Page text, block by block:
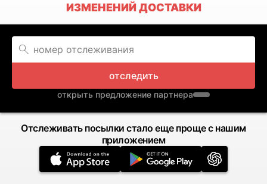
ИЗМЕНЕНИЙ ДОСТАВКИ
отследить
открыть предложение партнера
Отслеживать посылки стало еще проще с нашим
приложением